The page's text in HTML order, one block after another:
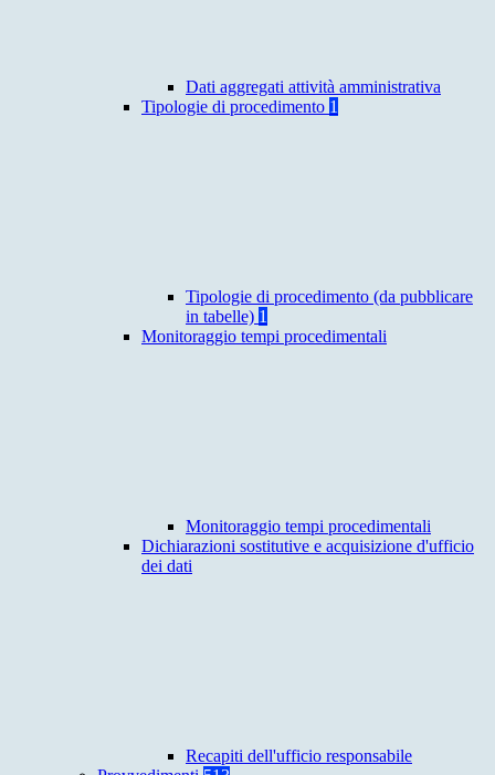
Dati aggregati attività amministrativa
Tipologie di procedimento 1
Tipologie di procedimento (da pubblicare
in tabelle) 1
Monitoraggio tempi procedimentali
Monitoraggio tempi procedimentali
Dichiarazioni sostitutive e acquisizione d'ufficio
dei dati
Recapiti dell'ufficio responsabile